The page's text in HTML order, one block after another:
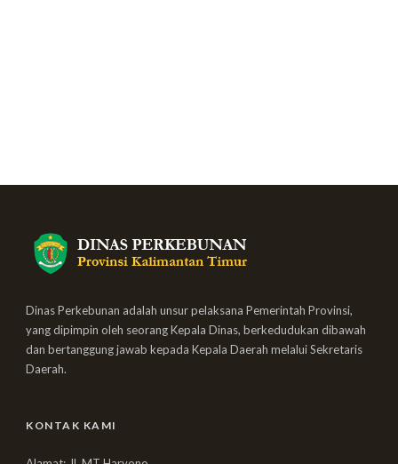
Dinas Perkebunan adalah unsur pelaksana Pemerintah Provinsi,
yang dipimpin oleh seorang Kepala Dinas, berkedudukan dibawah
dan bertanggung jawab kepada Kepala Daerah melalui Sekretaris
Daerah.
KONTAK KAMI